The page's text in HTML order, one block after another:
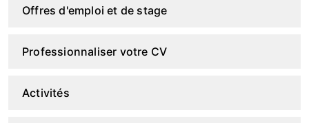
Offres d'emploi et de stage
Professionnaliser votre CV
Activités